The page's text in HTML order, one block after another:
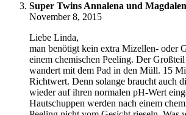
Super Twins Annalena und
November 8, 2015
Liebe Linda,
man benötigt kein extra Mizellen- oder
einem chemischen Peeling. Der
wandert mit dem Pad in den Müll. 15
Richtwert. Denn solange braucht auch
wieder auf ihren normalen pH-Wert
Hautschuppen werden nach einem